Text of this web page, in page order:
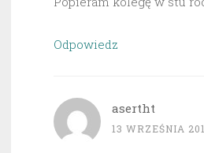
Odpowiedz
asertht
13 WRZEŚNIA